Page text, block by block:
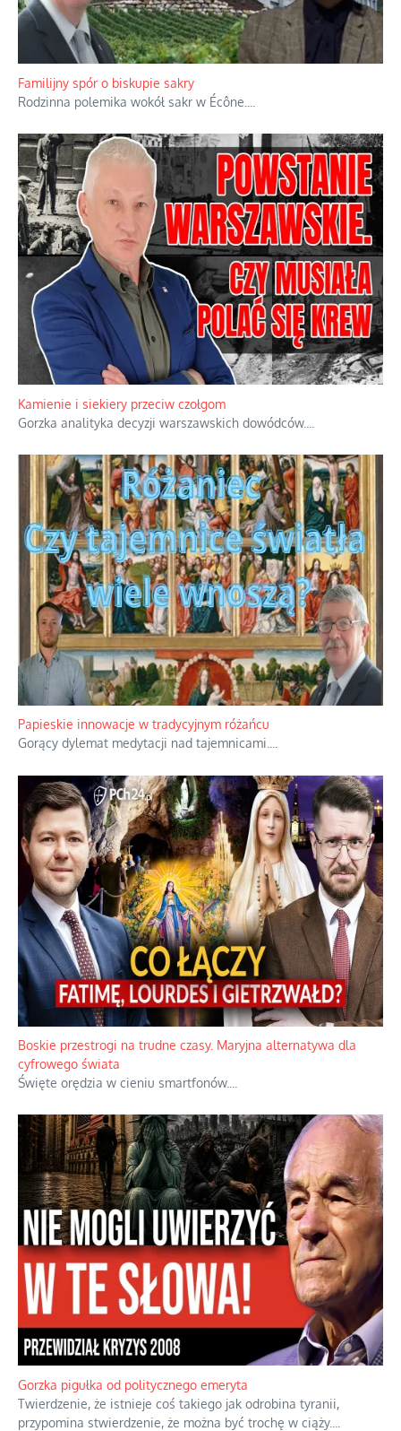
Familijny spór o biskupie sakry
Rodzinna polemika wokół sakr w Écône.
Kamienie i siekiery przeciw czołgom
Gorzka analityka decyzji warszawskich dowódców.
Papieskie innowacje w tradycyjnym różańcu
Gorący dylemat medytacji nad tajemnicami.
Boskie przestrogi na trudne czasy. Maryjna alternatywa dla
cyfrowego świata
Święte orędzia w cieniu smartfonów.
Gorzka pigułka od politycznego emeryta
Twierdzenie, że istnieje coś takiego jak odrobina tyranii,
przypomina stwierdzenie, że można być trochę w ciąży.